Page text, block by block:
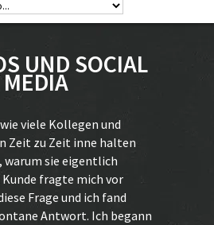
UND SOCIAL
MEDIA
viele Kollegen und
Zeit zu Zeit inne halten
warum sie eigentlich
fragte mich vor
Frage und ich fand
Antwort. Ich begann